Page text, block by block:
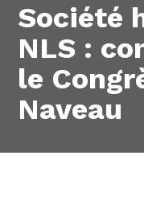
Société
NLS :
le
Naveau